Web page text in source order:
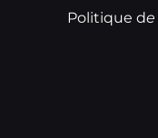
Politique de